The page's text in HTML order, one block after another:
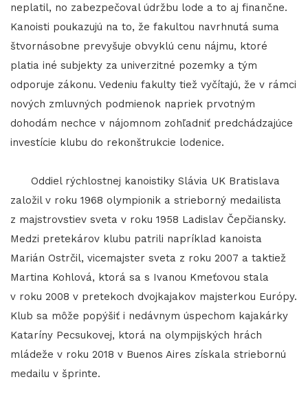
neplatil, no zabezpečoval údržbu lode a to aj finančne.
Kanoisti poukazujú na to, že fakultou navrhnutá suma
štvornásobne prevyšuje obvyklú cenu nájmu, ktoré
platia iné subjekty za univerzitné pozemky a tým
odporuje zákonu. Vedeniu fakulty tiež vyčítajú, že v rámci
nových zmluvných podmienok napriek prvotným
dohodám nechce v nájomnom zohľadniť predchádzajúce
investície klubu do rekonštrukcie lodenice.
Oddiel rýchlostnej kanoistiky Slávia UK Bratislava
založil v roku 1968 olympionik a strieborný medailista
z majstrovstiev sveta v roku 1958 Ladislav Čepčiansky.
Medzi pretekárov klubu patrili napríklad kanoista
Marián Ostrčil, vicemajster sveta z roku 2007 a taktiež
Martina Kohlová, ktorá sa s Ivanou Kmeťovou stala
v roku 2008 v pretekoch dvojkajakov majsterkou Európy.
Klub sa môže popýšiť i nedávnym úspechom kajakárky
Kataríny Pecsukovej, ktorá na olympijských hrách
mládeže v roku 2018 v Buenos Aires získala striebornú
medailu v šprinte.